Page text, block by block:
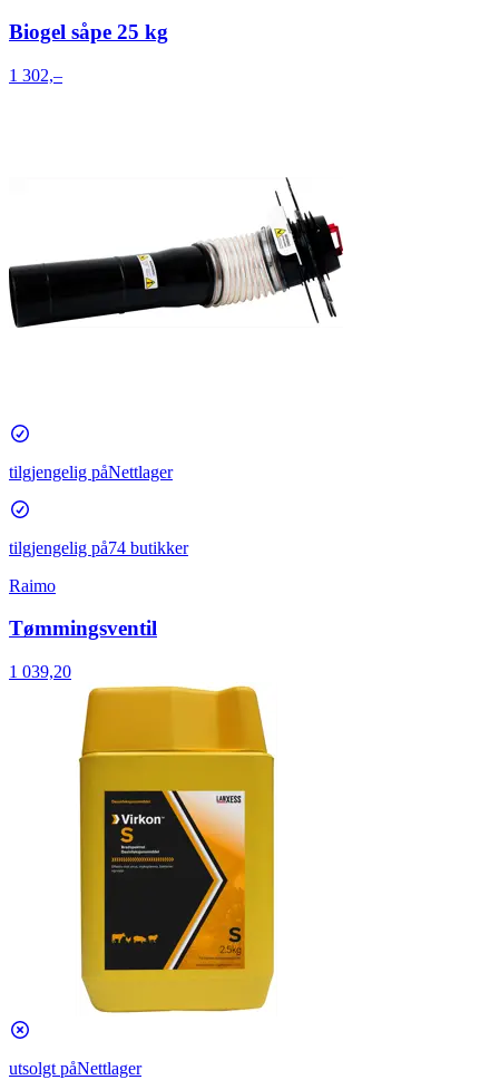
Biogel såpe 25 kg
1 302,–
tilgjengelig påNettlager
tilgjengelig på74 butikker
Raimo
Tømmingsventil
1 039,20
utsolgt påNettlager